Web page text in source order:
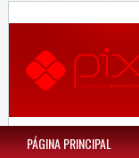
PÁGINA PRINCIPAL